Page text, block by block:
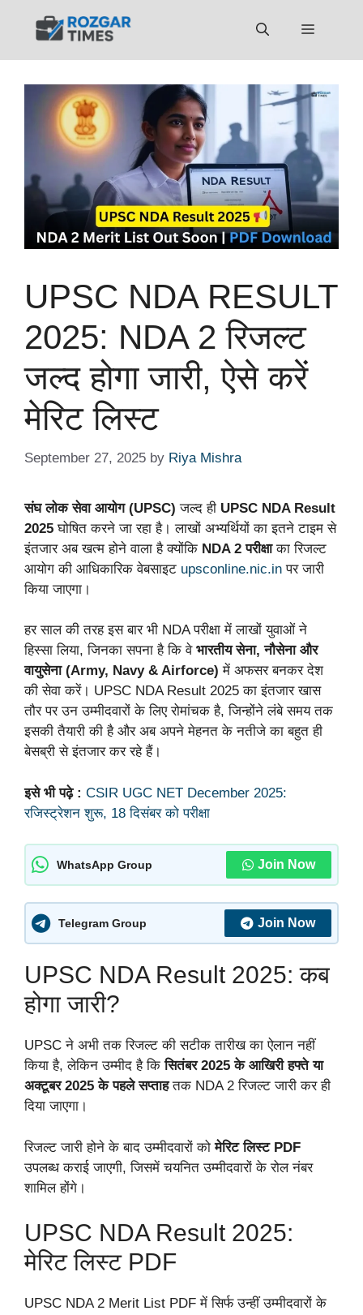
Menu
UPSC NDA RESULT
2025: NDA 2 रिजल्ट
जल्द होगा जारी, ऐसे करें
मेरिट लिस्ट
September 27, 2025 by Riya Mishra
संघ लोक सेवा आयोग (UPSC) जल्द ही UPSC NDA Result
2025 घोषित करने जा रहा है। लाखों अभ्यर्थियों का इतने टाइम से
इंतजार अब खत्म होने वाला है क्योंकि NDA 2 परीक्षाका रिजल्ट
आयोग की आधिकारिक वेबसाइट upsconline.nic.in पर जारी
किया जाएगा।
हर साल की तरह इस बार भी NDA परीक्षा में लाखों युवाओं ने
हिस्सा लिया, जिनका सपना है कि वे भारतीय सेना, नौसेना और
वायुसेना (Army, Navy & Airforce) में अफसर बनकर देश
की सेवा करें। UPSC NDA Result 2025 का इंतजार खास
तौर पर उन उम्मीदवारों के लिए रोमांचक है, जिन्होंने लंबे समय तक
इसकी तैयारी की है और अब अपने मेहनत के नतीजे का बहुत ही
बेसब्री से इंतजार कर रहे हैं।
इसे भी पढ़े : CSIR UGC NET December 2025:
रजिस्ट्रेशन शुरू, 18 दिसंबर को परीक्षा
WhatsApp Group Join Now
Telegram Group Join Now
UPSC NDA Result 2025: कब
होगा जारी?
UPSC ने अभी तक रिजल्ट की सटीक तारीख का ऐलान नहीं
किया है, लेकिन उम्मीद है किसितंबर 2025 के आखिरी हफ्ते या
अक्टूबर 2025 के पहले सप्ताहतक NDA 2 रिजल्ट जारी कर ही
दिया जाएगा।
रिजल्ट जारी होने के बाद उम्मीदवारों कोमेरिट लिस्ट PDF
उपलब्ध कराई जाएगी, जिसमें चयनित उम्मीदवारों के रोल नंबर
शामिल होंगे।
UPSC NDA Result 2025:
मेरिट लिस्ट PDF
UPSC NDA 2 Merit List PDF में सिर्फ उन्हीं उम्मीदवारों के